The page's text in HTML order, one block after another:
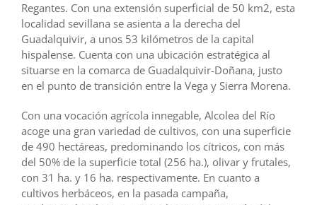
Regantes. Con una extensión superficial de 50 km2, esta
localidad sevillana se asienta a la derecha del
Guadalquivir, a unos 53 kilómetros de la capital
hispalense. Cuenta con una ubicación estratégica al
situarse en la comarca de Guadalquivir-Doñana, justo
en el punto de transición entre la Vega y Sierra Morena.
Con una vocación agrícola innegable, Alcolea del Río
acoge una gran variedad de cultivos, con una superficie
de 490 hectáreas, predominando los cítricos, con más
del 50% de la superficie total (256 ha.), olivar y frutales,
con 31 ha. y 16 ha. respectivamente. En cuanto a
cultivos herbáceos, en la pasada campaña,